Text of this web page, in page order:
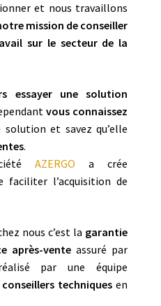
et nous travaillons
mission de conseiller
sur le secteur de la
essayer une solution
vous connaissez
et savez qu’elle
.
AZERGO a crée
l’acquisition de
nous c’est la garantie
après-vente assuré par
par une équipe
conseillers techniquesen